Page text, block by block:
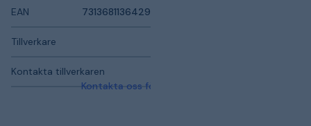
EAN 7313681136429
Tillverkare
Kontakta tillverkaren
Kontakta oss för mer information